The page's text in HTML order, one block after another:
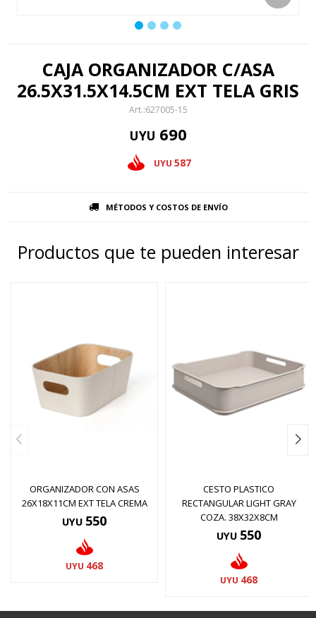
CAJA ORGANIZADOR C/ASA
26.5X31.5X14.5CM EXT TELA GRIS
627005-15
UYU 690
UYU 587
MÉTODOS Y COSTOS DE ENVÍO
Productos que te pueden interesar
ORGANIZADOR CON ASAS
26X18X11CM EXT TELA CREMA
UYU 550
UYU 468
CESTO PLASTICO
RECTANGULAR LIGHT GRAY
COZA. 38X32X8CM
UYU 550
UYU 468